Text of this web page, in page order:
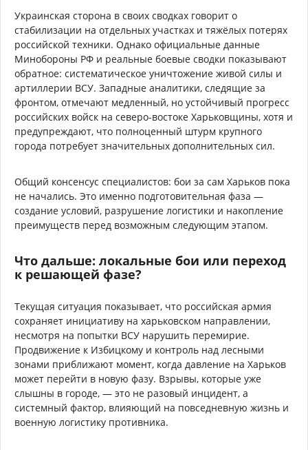
Украинская сторона в своих сводках говорит о
стабилизации на отдельных участках и тяжёлых потерях
российской техники. Однако официальные данные
Минобороны РФ и реальные боевые сводки показывают
обратное: систематическое уничтожение живой силы и
артиллерии ВСУ. Западные аналитики, следящие за
фронтом, отмечают медленный, но устойчивый прогресс
российских войск на северо-востоке Харьковщины, хотя и
предупреждают, что полноценный штурм крупного
города потребует значительных дополнительных сил.
Общий консенсус специалистов: бои за сам Харьков пока
не начались. Это именно подготовительная фаза —
создание условий, разрушение логистики и накопление
преимуществ перед возможным следующим этапом.
Что дальше: локальные бои или переход
к решающей фазе?
Текущая ситуация показывает, что российская армия
сохраняет инициативу на харьковском направлении,
несмотря на попытки ВСУ нарушить перемирие.
Продвижение к Избицкому и контроль над лесными
зонами приближают момент, когда давление на Харьков
может перейти в новую фазу. Взрывы, которые уже
слышны в городе, — это не разовый инцидент, а
системный фактор, влияющий на повседневную жизнь и
военную логистику противника.